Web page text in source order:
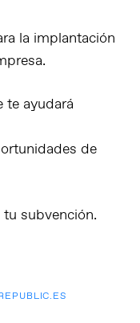
la implantación
te ayudará
de
subvención.